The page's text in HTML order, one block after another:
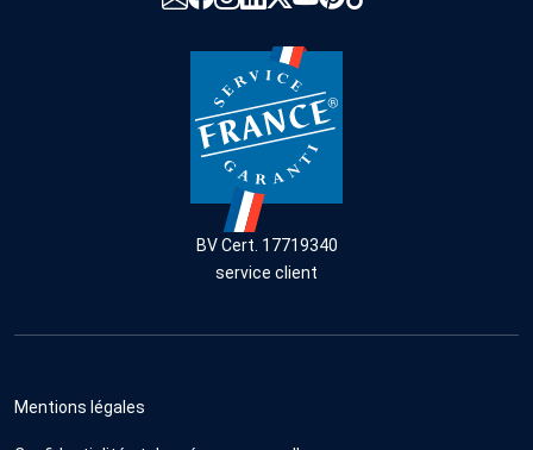
BV Cert. 17719340
service client
Mentions légales